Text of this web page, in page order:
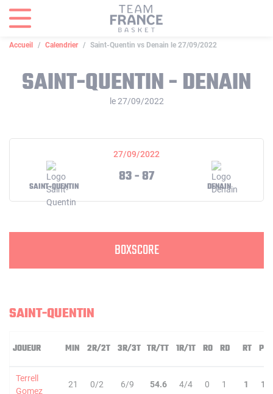
Accueil Calendrier Saint-Quentin vs Denain le 27/09/2022
SAINT-QUENTIN - DENAIN
le 27/09/2022
27/09/2022
SAINT-QUENTIN
83 - 87
DENAIN
BOXSCORE
SAINT-QUENTIN
JOUEUR MIN 2R/2T 3R/3T TR/TT 1R/1T RO RD RT PD
Terrell
Gomez
21 0/2 6/9 54.6 4/4 0 1 1 1
Panneau de gestion des cookies